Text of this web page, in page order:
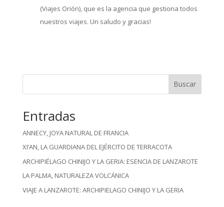
(Viajes Orión), que es la agencia que gestiona todos
nuestros viajes. Un saludo y gracias!
Buscar
Entradas
ANNECY, JOYA NATURAL DE FRANCIA
XI’AN, LA GUARDIANA DEL EJÉRCITO DE TERRACOTA
ARCHIPIÉLAGO CHINIJO Y LA GERIA: ESENCIA DE LANZAROTE
LA PALMA, NATURALEZA VOLCÁNICA
VIAJE A LANZAROTE: ARCHIPIELAGO CHINIJO Y LA GERIA